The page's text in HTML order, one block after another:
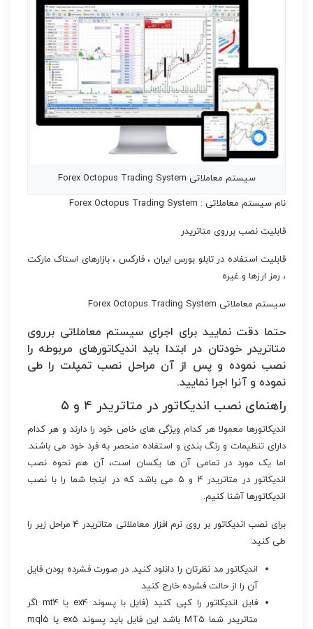
سیستم معاملاتی Forex Octopus Trading System
نام سیستم معاملاتی : Forex Octopus Trading System
قابلیت نصب برروی متاتریدر
قابلیت استفاده در تابلو بورس ایران ، فارکس ، بازارهای استاک مارکت
، رمز ارزها و غیره
سیستم معاملاتی Forex Octopus Trading System
حتما دقت نمایید برای اجرای سیستم معاملاتی برروی
متاتریدر خودتان در ابتدا باید اندیکاتورهای مربوطه را
نصب نموده و پس از آن مراحل نصب تمپلت را طی
نموده و آنرا اجرا نمایید.
راهنمای نصب اندیکاتور در متاتریدر ۴ و ۵
اندیکاتورها معمولا هر کدام ویژگی های خاص خود را دارند و هر کدام
دارای تنظیمات و رنگ بندی و استفاده منحصر به فرد خود می باشند.
اما یک مورد در تمامی آن ها یکسان است، آن هم نحوه نصب
اندیکاتور در متاتریدر ۴ و ۵ می باشد که در اینجا شما را با نصب
اندیکاتورها آشنا کنیم.
برای نصب اندیکاتور بر روی نرم افزار معاملاتی متاتریدر ۴ مراحل زیر را
طی کنید:
اندیکاتور مد نظرتان را دانلود کنید. در صورت فشرده بودن فایل
آن را از حالت فشرده خارج کنید.
فایل اندیکاتور را کپی کنید (فایل با پسوند ex4 یا mt4 اگر
متاتریدر شما MT5 باشد این فایل باید پسوند ex5 یا mql5